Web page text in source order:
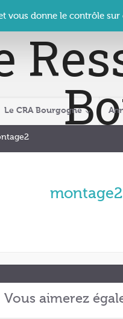
Bourgogne – Le Clos des
Le CRA Bourgogne
montage2
Vous aimerez
vous donne le contrôle